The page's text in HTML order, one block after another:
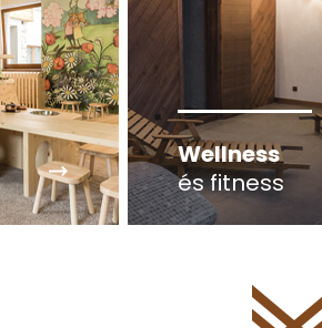
Wellness
és fitness